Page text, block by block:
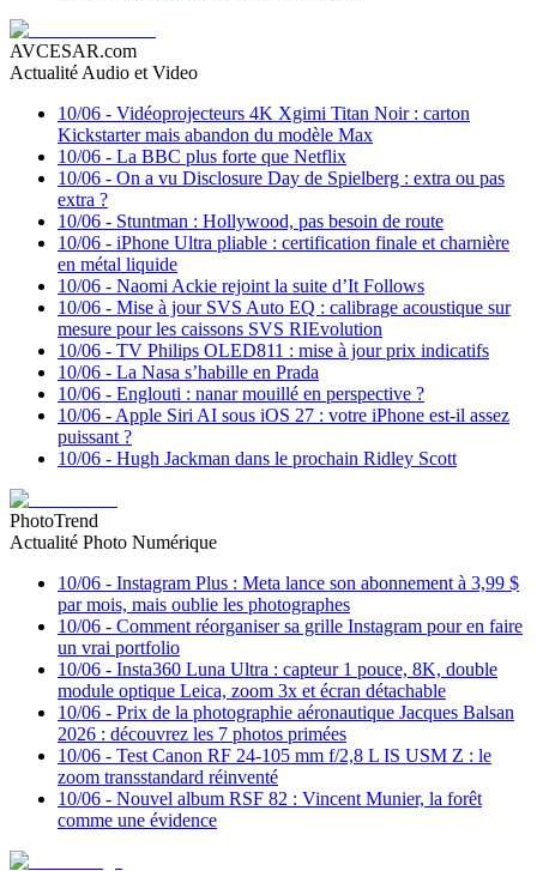
AVCESAR.com
Actualité Audio et Video
10/06 - Vidéoprojecteurs 4K Xgimi Titan Noir : carton
Kickstarter mais abandon du modèle Max
10/06 - La BBC plus forte que Netflix
10/06 - On a vu Disclosure Day de Spielberg : extra ou pas
extra ?
10/06 - Stuntman : Hollywood, pas besoin de route
10/06 - iPhone Ultra pliable : certification finale et charnière
en métal liquide
10/06 - Naomi Ackie rejoint la suite d’It Follows
10/06 - Mise à jour SVS Auto EQ : calibrage acoustique sur
mesure pour les caissons SVS RIEvolution
10/06 - TV Philips OLED811 : mise à jour prix indicatifs
10/06 - La Nasa s’habille en Prada
10/06 - Englouti : nanar mouillé en perspective ?
10/06 - Apple Siri AI sous iOS 27 : votre iPhone est-il assez
puissant ?
10/06 - Hugh Jackman dans le prochain Ridley Scott
PhotoTrend
Actualité Photo Numérique
10/06 - Instagram Plus : Meta lance son abonnement à 3,99 $
par mois, mais oublie les photographes
10/06 - Comment réorganiser sa grille Instagram pour en faire
un vrai portfolio
10/06 - Insta360 Luna Ultra : capteur 1 pouce, 8K, double
module optique Leica, zoom 3x et écran détachable
10/06 - Prix de la photographie aéronautique Jacques Balsan
2026 : découvrez les 7 photos primées
10/06 - Test Canon RF 24-105 mm f/2,8 L IS USM Z : le
zoom transstandard réinventé
10/06 - Nouvel album RSF 82 : Vincent Munier, la forêt
comme une évidence